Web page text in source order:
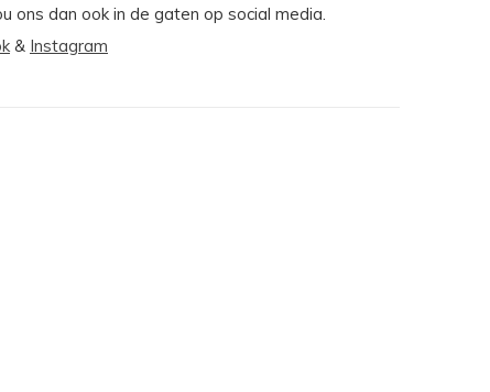
dan ook in de gaten op social media.
& Instagram